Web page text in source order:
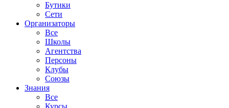
Бутики
Сети
Организаторы
Все
Школы
Агентства
Персоны
Клубы
Союзы
Знания
Все
Курсы